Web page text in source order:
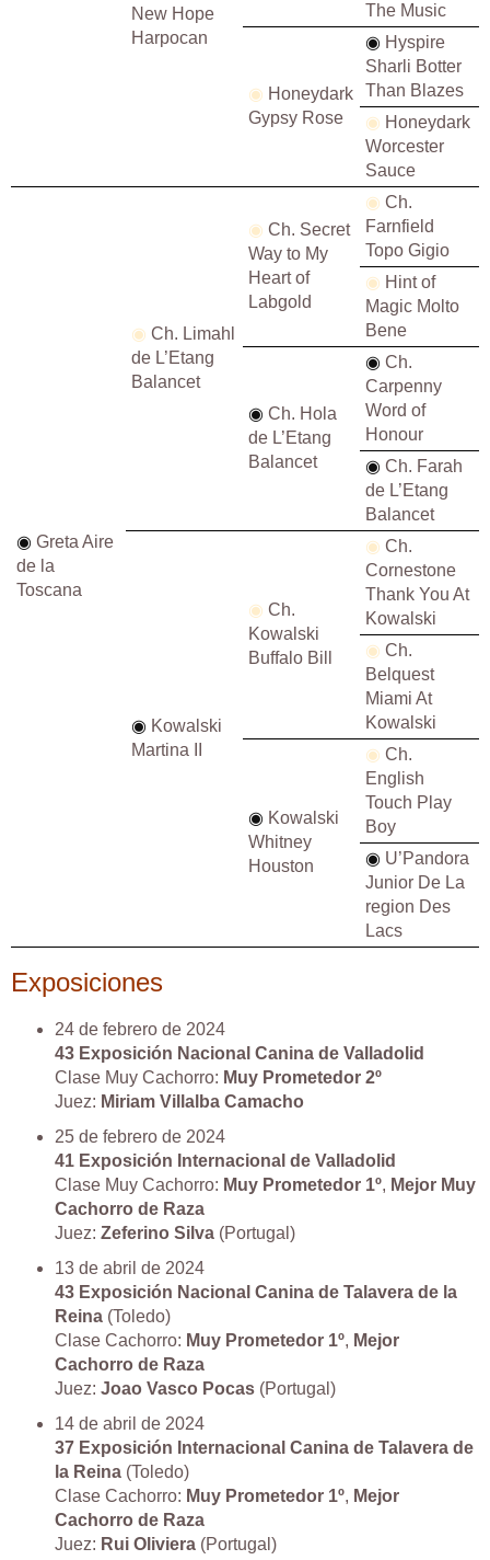
New Hope
Harpocan
The Music
◉ Honeydark
Gypsy Rose
◉ Hyspire
Sharli Botter
Than Blazes
◉ Honeydark
Worcester
Sauce
◉ Greta Aire
de la
Toscana
◉ Ch. Limahl
de L’Etang
Balancet
◉ Ch. Secret
Way to My
Heart of
Labgold
◉ Ch.
Farnfield
Topo Gigio
◉ Hint of
Magic Molto
Bene
◉ Ch. Hola
de L’Etang
Balancet
◉ Ch.
Carpenny
Word of
Honour
◉ Ch. Farah
de L’Etang
Balancet
◉ Kowalski
Martina II
◉ Ch.
Kowalski
Buffalo Bill
◉ Ch.
Cornestone
Thank You At
Kowalski
◉ Ch.
Belquest
Miami At
Kowalski
◉ Kowalski
Whitney
Houston
◉ Ch.
English
Touch Play
Boy
◉ U’Pandora
Junior De La
region Des
Lacs
Exposiciones
24 de febrero de 2024
43 Exposición Nacional Canina de Valladolid
Clase Muy Cachorro: Muy Prometedor 2º
Juez: Miriam Villalba Camacho
25 de febrero de 2024
41 Exposición Internacional de Valladolid
Clase Muy Cachorro: Muy Prometedor 1º, Mejor Muy
Cachorro de Raza
Juez: Zeferino Silva (Portugal)
13 de abril de 2024
43 Exposición Nacional Canina de Talavera de la
Reina (Toledo)
Clase Cachorro: Muy Prometedor 1º, Mejor
Cachorro de Raza
Juez: Joao Vasco Pocas (Portugal)
14 de abril de 2024
37 Exposición Internacional Canina de Talavera de
la Reina (Toledo)
Clase Cachorro: Muy Prometedor 1º, Mejor
Cachorro de Raza
Juez: Rui Oliviera (Portugal)